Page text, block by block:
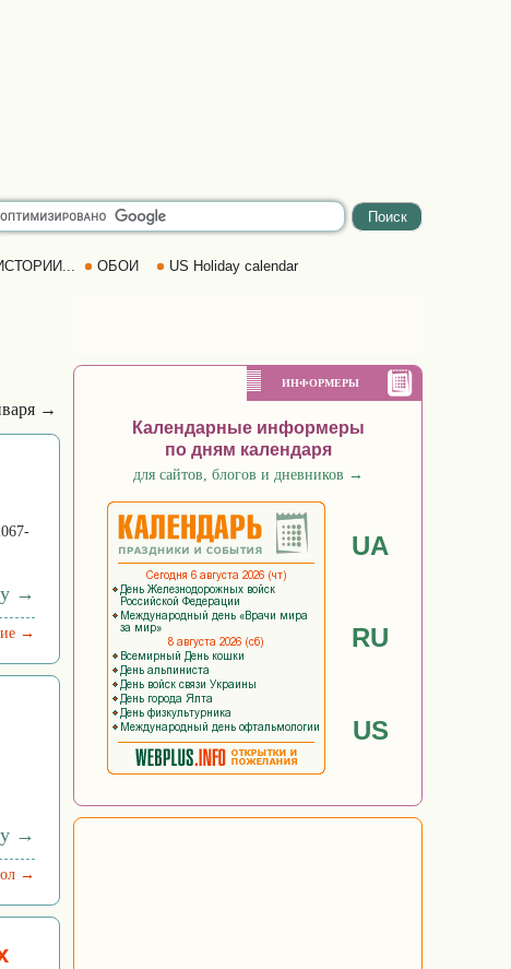
ОБОИ US Holiday calendar
→
→
→
→
→
ИНФОРМЕРЫ
Календарные информеры
по дням календаря
для сайтов, блогов и дневников →
UA
RU
US